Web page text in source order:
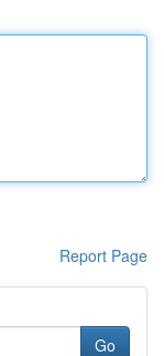
Report Page
Go